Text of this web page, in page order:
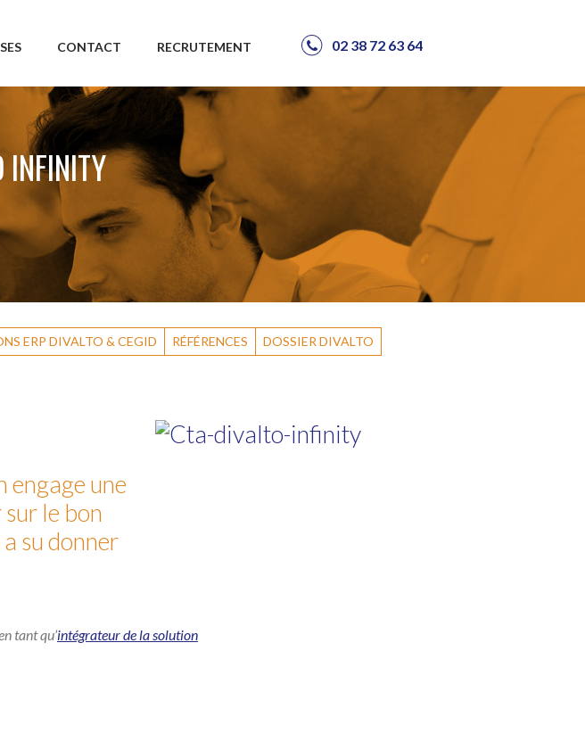
02 38 72 63 64
CONTACT RECRUTEMENT
INFINITY
ERP DIVALTO & CEGID RÉFÉRENCES DOSSIER DIVALTO
engage une
le bon
su donner
tant qu’intégrateur de la solution